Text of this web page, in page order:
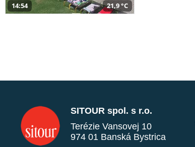
14:54 21,9 °C
SITOUR spol. s r.o.
Terézie Vansovej 10
974 01 Banská Bystrica